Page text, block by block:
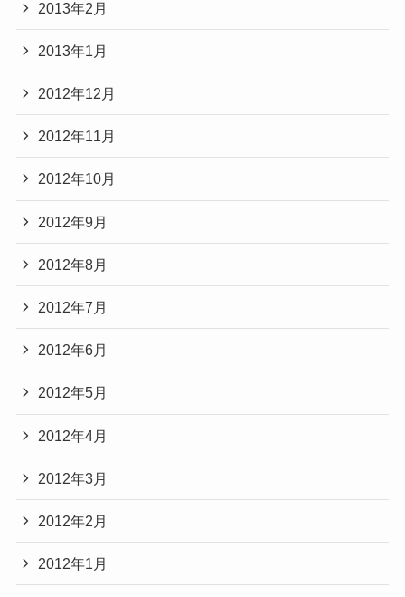
2013年2月
2013年1月
2012年12月
2012年11月
2012年10月
2012年9月
2012年8月
2012年7月
2012年6月
2012年5月
2012年4月
2012年3月
2012年2月
2012年1月